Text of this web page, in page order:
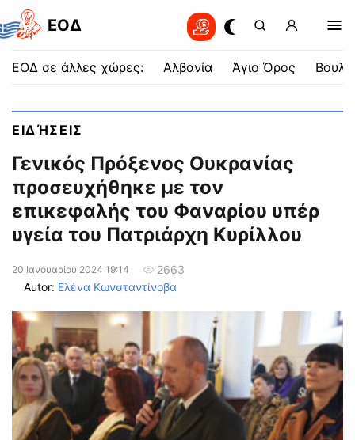
EOΔ
ΕΟΔ σε άλλες χώρες: Αλβανία Άγιο Όρος
ΕΙΔΉΣΕΙΣ
Γενικός Πρόξενος Ουκρανίας
προσευχήθηκε με τον
επικεφαλής του Φαναρίου υπέρ
υγεία του Πατριάρχη Κυρίλλου
20 Ιανουαρίου 2024 19:14
2663
Autor: Ελένα Κωνσταντίνοβα